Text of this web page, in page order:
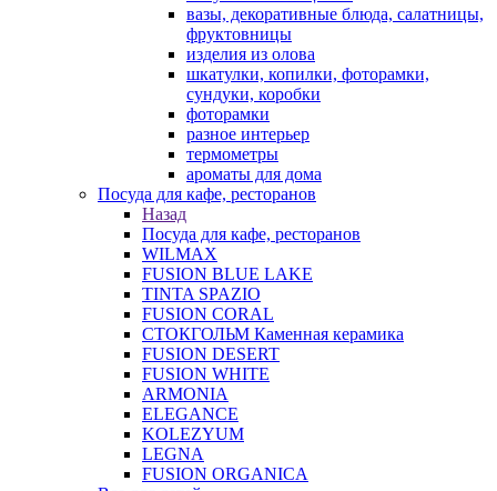
вазы, декоративные блюда, салатницы,
фруктовницы
изделия из олова
шкатулки, копилки, фоторамки,
сундуки, коробки
фоторамки
разное интерьер
термометры
ароматы для дома
Посуда для кафе, ресторанов
Назад
Посуда для кафе, ресторанов
WILMAX
FUSION BLUE LAKE
TINTA SPAZIO
FUSION CORAL
СТОКГОЛЬМ Каменная керамика
FUSION DESERT
FUSION WHITE
ARMONIA
ELEGANCE
KOLEZYUM
LEGNA
FUSION ORGANICA